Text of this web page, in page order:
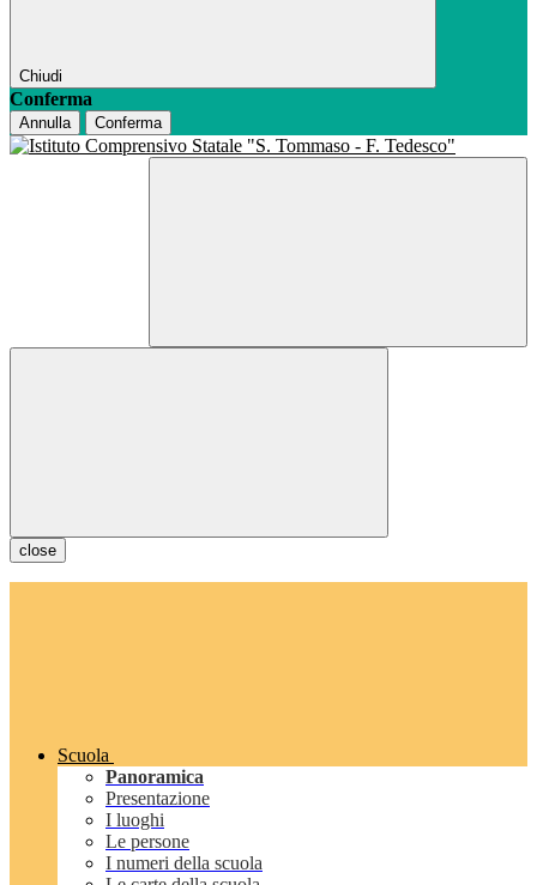
Chiudi
Conferma
Annulla Conferma
close
Scuola
Panoramica
Presentazione
I luoghi
Le persone
I numeri della scuola